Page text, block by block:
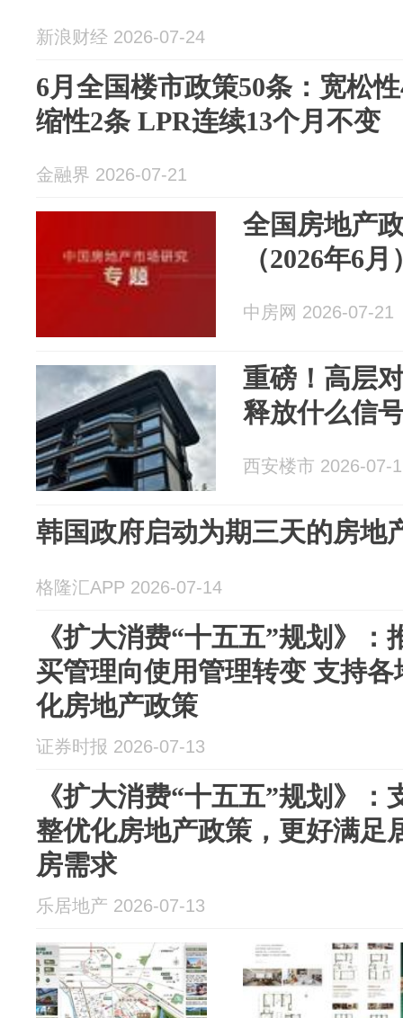
新浪财经 2026-07-24
6月全国楼市政策50条：宽松
缩性2条 LPR连续13个月不变
金融界 2026-07-21
全国房地产
（2026年6月
中房网 2026-07-21
重磅！高层
释放什么信
西安楼市 2026-07-
韩国政府启动为期三天的房地
格隆汇APP 2026-07-14
《扩大消费“十五五”规划》
买管理向使用管理转变 支持
化房地产政策
证券时报 2026-07-13
《扩大消费“十五五”规划》
整优化房地产政策，更好满足
房需求
乐居地产 2026-07-13